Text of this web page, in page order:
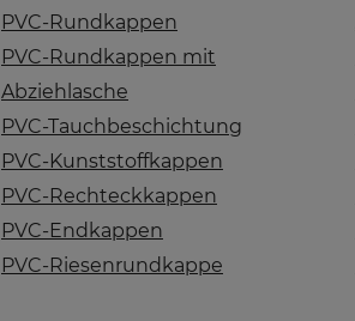
PVC-Rundkappen
PVC-Rundkappen mit
Abziehlasche
PVC-Tauchbeschichtung
PVC-Kunststoffkappen
PVC-Rechteckkappen
PVC-Endkappen
PVC-Riesenrundkappe